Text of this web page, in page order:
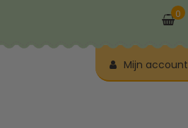
0
Mijn account